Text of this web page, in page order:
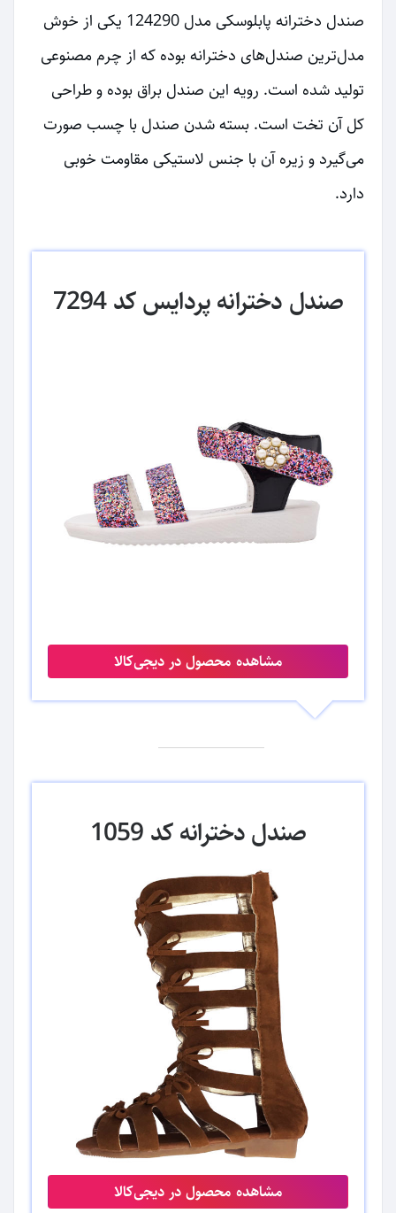
صندل دخترانه پابلوسکی مدل 124290 یکی از خوش
مدل‌ترین صندل‌های دخترانه بوده که از چرم مصنوعی
تولید شده است. رویه این صندل براق بوده و طراحی
کل آن تخت است. بسته شدن صندل با چسب صورت
می‌گیرد و زیره آن با جنس لاستیکی مقاومت خوبی
دارد.
صندل دخترانه پردایس کد 7294
مشاهده محصول در دیجی‌کالا
صندل دخترانه کد 1059
مشاهده محصول در دیجی‌کالا